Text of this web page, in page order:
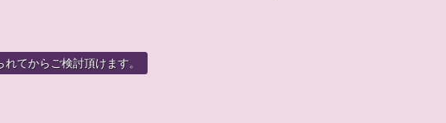
てからご検討頂けます。